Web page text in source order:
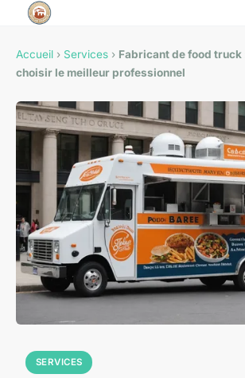
Accueil › Services › Fabricant de food truck
choisir le meilleur professionnel
SERVICES